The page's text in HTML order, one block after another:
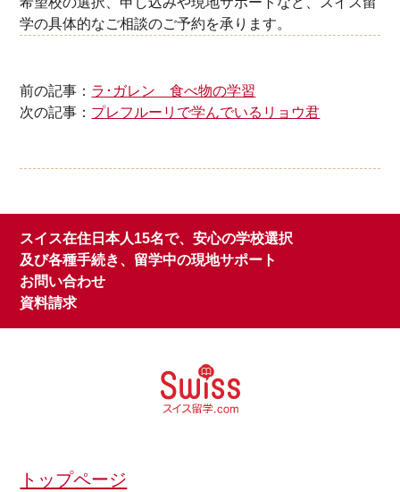
学の具体的なご相談のご予約を承ります。
前の記事： ラ･ガレン 食べ物の学習
次の記事： プレフルーリで学んでいるリョウ君
スイス在住日本人15名で、安心の学校選択
及び各種手続き、留学中の現地サポート
お問い合わせ
資料請求
トップページ